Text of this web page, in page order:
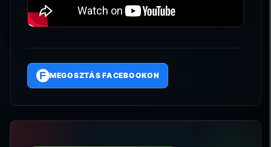
F MEGOSZTÁS FACEBOOKON